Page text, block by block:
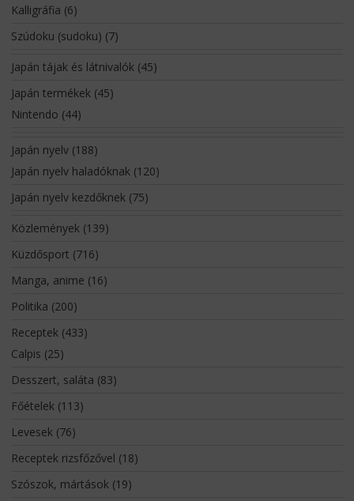
Kalligráfia (6)
Szúdoku (sudoku) (7)
Japán tájak és látnivalók(45)
Japán termékek(45)
Nintendo (44)
Japán nyelv(188)
Japán nyelv haladóknak(120)
Japán nyelv kezdőknek(75)
Közlemények(139)
Küzdősport (716)
Manga, anime (16)
Politika (200)
Receptek(433)
Calpis (25)
Desszert, saláta (83)
Főételek(113)
Levesek(76)
Receptek rizsfőzővel (18)
Szószok, mártások(19)